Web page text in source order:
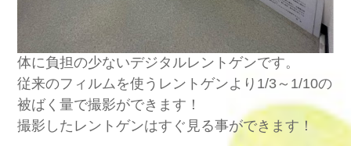
体に負担の少ないデジタルレントゲンです。
従来のフィルムを使うレントゲンより1/3～1/10の
被ばく量で撮影ができます！
撮影したレントゲンはすぐ見る事ができます！